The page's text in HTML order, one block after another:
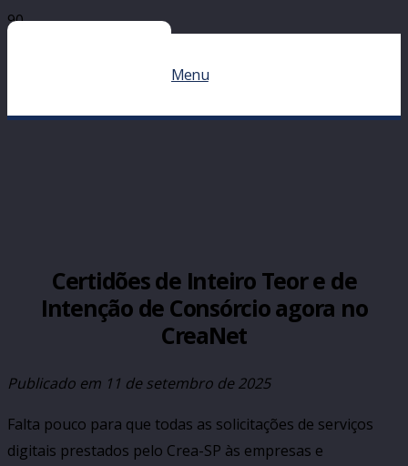
Menu
Certidões de Inteiro Teor e de
Intenção de Consórcio agora no
CreaNet
Publicado em 11 de setembro de 2025
Falta pouco para que todas as solicitações de serviços
digitais prestados pelo Crea-SP às empresas e